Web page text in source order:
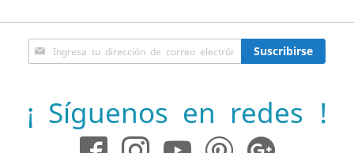
Inscríbase
a
de
noticias:
Suscribirse
¡ Síguenos en redes !